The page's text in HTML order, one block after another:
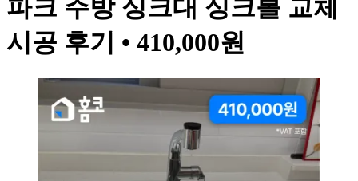
파크 주방 싱크대 싱크볼 교체
시공 후기 • 410,000원